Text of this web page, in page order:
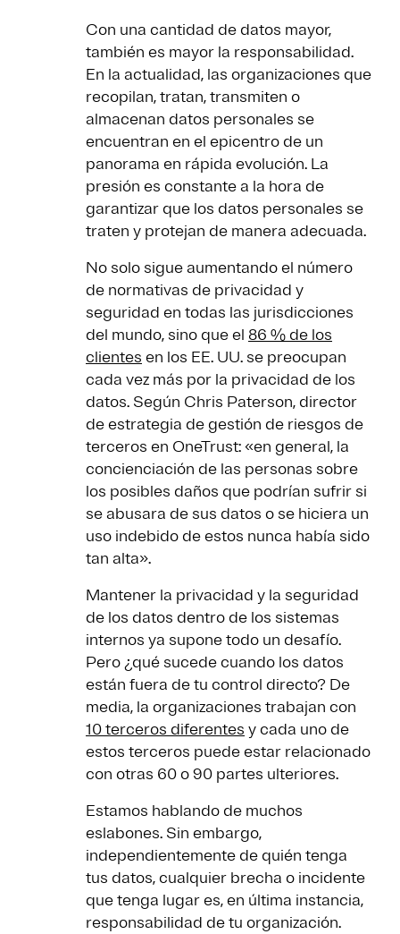
Con una cantidad de datos mayor,
también es mayor la responsabilidad.
En la actualidad, las organizaciones que
recopilan, tratan, transmiten o
almacenan datos personales se
encuentran en el epicentro de un
panorama en rápida evolución. La
presión es constante a la hora de
garantizar que los datos personales se
traten y protejan de manera adecuada.
No solo sigue aumentando el número
de normativas de privacidad y
seguridad en todas las jurisdicciones
del mundo, sino que el 86 % de los
clientes en los EE. UU. se preocupan
cada vez más por la privacidad de los
datos. Según Chris Paterson, director
de estrategia de gestión de riesgos de
terceros en OneTrust: «en general, la
concienciación de las personas sobre
los posibles daños que podrían sufrir si
se abusara de sus datos o se hiciera un
uso indebido de estos nunca había sido
tan alta».
Mantener la privacidad y la seguridad
de los datos dentro de los sistemas
internos ya supone todo un desafío.
Pero ¿qué sucede cuando los datos
están fuera de tu control directo? De
media, la organizaciones trabajan con
10 terceros diferentes y cada uno de
estos terceros puede estar relacionado
con otras 60 o 90 partes ulteriores.
Estamos hablando de muchos
eslabones. Sin embargo,
independientemente de quién tenga
tus datos, cualquier brecha o incidente
que tenga lugar es, en última instancia,
responsabilidad de tu organización.